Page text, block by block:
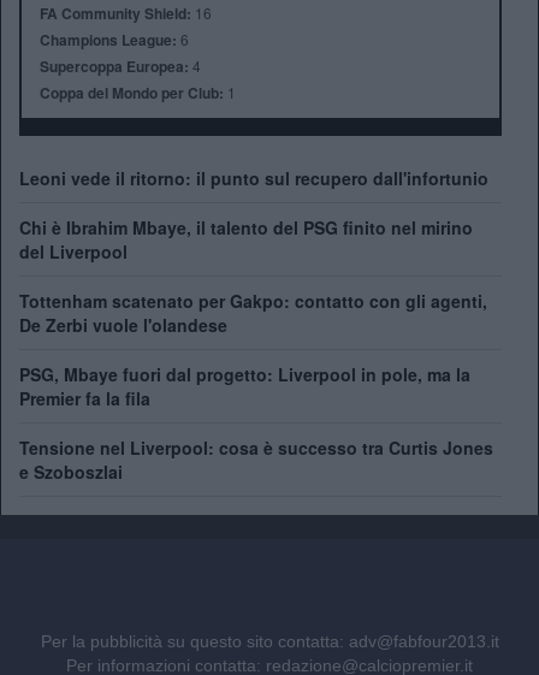
FA Community Shield: 16
Champions League: 6
Supercoppa Europea: 4
Coppa del Mondo per Club: 1
Leoni vede il ritorno: il punto sul recupero dall'infortunio
Chi è Ibrahim Mbaye, il talento del PSG finito nel mirino
del Liverpool
Tottenham scatenato per Gakpo: contatto con gli agenti,
De Zerbi vuole l'olandese
PSG, Mbaye fuori dal progetto: Liverpool in pole, ma la
Premier fa la fila
Tensione nel Liverpool: cosa è successo tra Curtis Jones
e Szoboszlai
Per la pubblicità su questo sito contatta: adv@fabfour2013.it
Per informazioni contatta: redazione@calciopremier.it